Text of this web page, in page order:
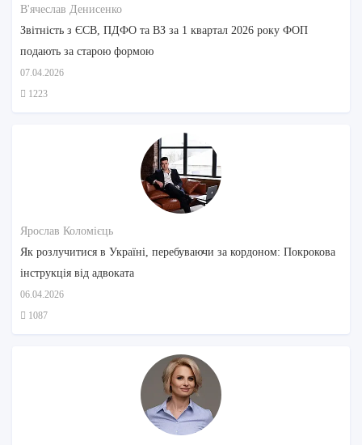
В'ячеслав Денисенко
Звітність з ЄСВ, ПДФО та ВЗ за 1 квартал 2026 року ФОП
подають за старою формою
07.04.2026
1223
Ярослав Коломієць
Як розлучитися в Україні, перебуваючи за кордоном: Покрокова
інструкція від адвоката
06.04.2026
1087